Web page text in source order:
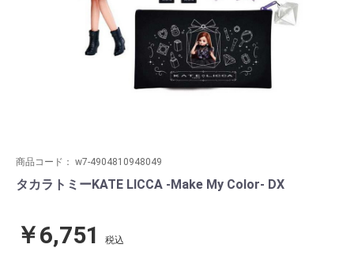
商品コード： w7-4904810948049
タカラトミーKATE LICCA -Make My Color- DX
￥6,751 税込